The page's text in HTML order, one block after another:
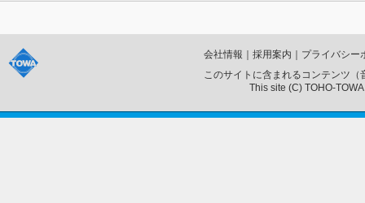
会社情報 採用案内
プライバシー
このサイトに含まれるコンテンツ
This site (C) TOHO-